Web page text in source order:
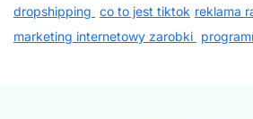
dropshipping co to jest tiktok reklama
marketing internetowy zarobki